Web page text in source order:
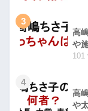
3
高
や
101
4
高
や